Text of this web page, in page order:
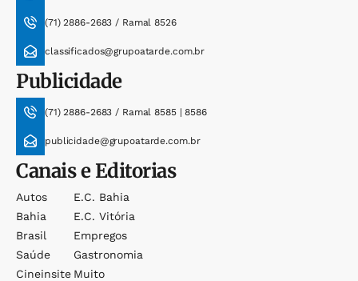
(71) 2886-2683 / Ramal 8526
classificados@grupoatarde.com.br
Publicidade
(71) 2886-2683 / Ramal 8585 | 8586
publicidade@grupoatarde.com.br
Canais e Editorias
Autos
Bahia
Brasil
Saúde
Cineinsite
E.c. Bahia
E.c. Vitória
Empregos
Gastronomia
Muito